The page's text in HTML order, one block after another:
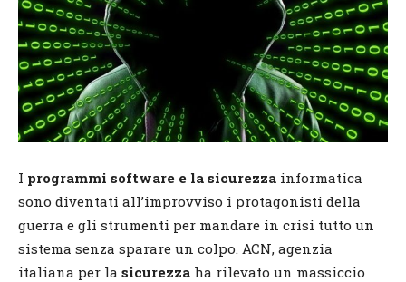
I programmi software e la sicurezza informatica
sono diventati all’improvviso i protagonisti della
guerra e gli strumenti per mandare in crisi tutto un
sistema senza sparare un colpo. ACN, agenzia
italiana per la sicurezza ha rilevato un massiccio